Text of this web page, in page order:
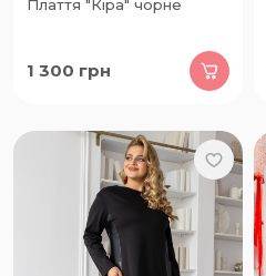
Плаття "Кіра" чорне
1 300 грн